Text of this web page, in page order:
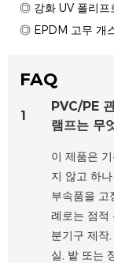
◎ 강화 UV 폴리프
◎ EPDM 고무 개
FAQ
1
PVC/PE
램프는 무
이 제품은
지 않고 하
부속품을 고
례로는 점적
분기구 제작
실, 밭 또는